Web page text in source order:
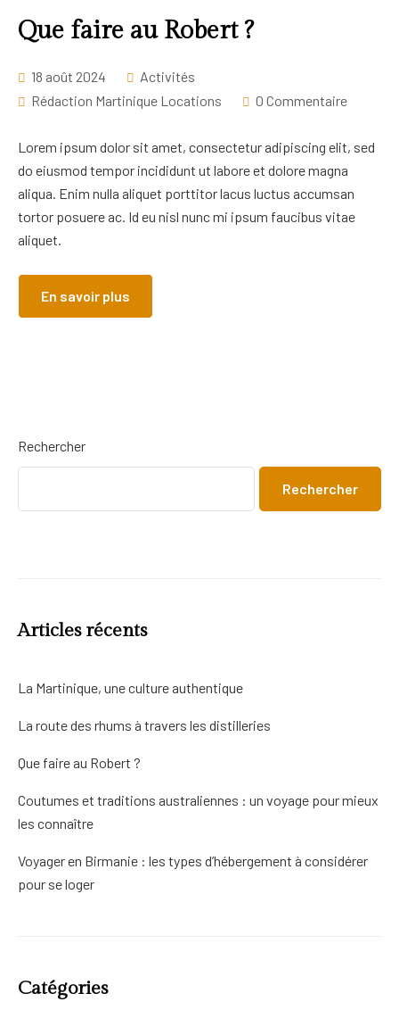
Que faire au Robert ?
18 août 2024
Activités
Rédaction Martinique Locations
0 Commentaire
Lorem ipsum dolor sit amet, consectetur adipiscing elit, sed
do eiusmod tempor incididunt ut labore et dolore magna
aliqua. Enim nulla aliquet porttitor lacus luctus accumsan
tortor posuere ac. Id eu nisl nunc mi ipsum faucibus vitae
aliquet.
En savoir plus
Rechercher
Rechercher
Articles récents
La Martinique, une culture authentique
La route des rhums à travers les distilleries
Que faire au Robert ?
Coutumes et traditions australiennes : un voyage pour mieux
les connaître
Voyager en Birmanie : les types d’hébergement à considérer
pour se loger
Catégories